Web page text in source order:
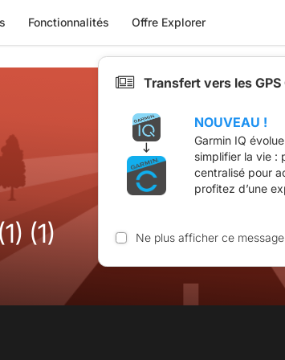
Fonctionnalités Offre Explorer
(1)
Transfert vers les GPS
NOUVEAU !
Garmin IQ
simplifier la vie :
centralisé pour
profitez d’une
Ne plus afficher ce message